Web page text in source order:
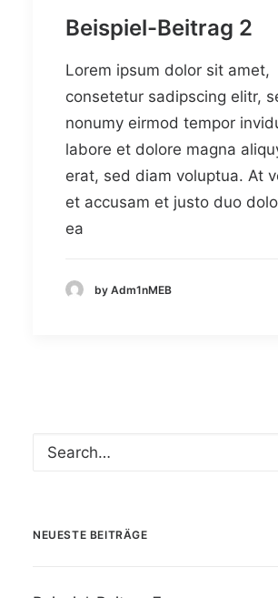
Beispiel-Beitrag 2
Lorem ipsum dolor sit amet,
consetetur sadipscing elitr,
nonumy eirmod tempor
labore et dolore magna
erat, sed diam voluptua. At
et accusam et justo duo
ea
by Adm1nMEB
NEUESTE BEITRÄGE